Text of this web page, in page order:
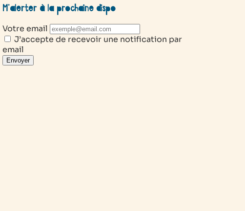
M’alerter à la prochaine dispo
Votre email
J’accepte de recevoir une notification par
email
Envoyer